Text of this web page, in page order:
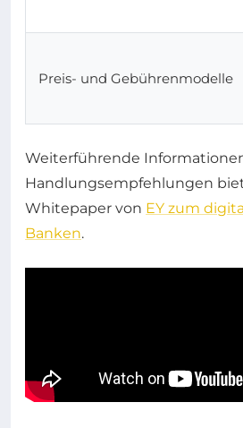
Preis- und Gebührenmodelle
Weiterführende
Handlungsempfehlungen
Whitepaper von EY zum
Banken.